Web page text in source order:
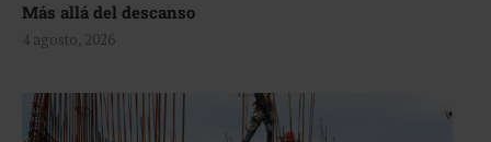
Más allá del descanso
4 agosto, 2026